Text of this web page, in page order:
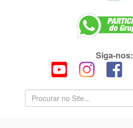
Siga-nos: